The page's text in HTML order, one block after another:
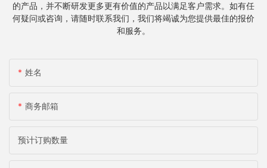
的产品，并不断研发更多更有价值的产品以满足客户需求。如有任
何疑问或咨询，请随时联系我们，我们将竭诚为您提供最佳的报价
和服务。
姓名
商务邮箱
预计订购数量